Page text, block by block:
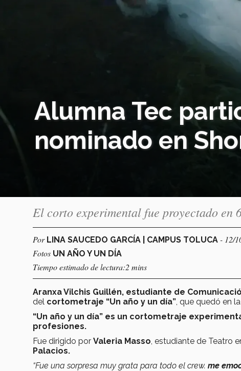
Alumna Tec
nominado en
El corto experimental fue proyectado en
Por LINA SAUCEDO GARCÍA | CAMPUS TOLUCA - 12/
Fotos UN AÑO Y UN DÍA
Tiempo estimado de lectura:2 mins
Aranxa Vilchis Guillén, estudiante de
del cortometraje “Un año y un día” , que quedó en la
“Un año y un día” es un cortometraje
profesiones.
Fue dirigido por Valeria Masso , estudiante de Teatro
Palacios.
“Fue una sorpresa muy grata para todo el crew. me